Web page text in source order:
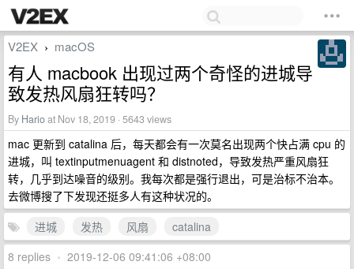
V2EX › macOS
有人 macbook 出现过两个奇怪的进城导
致发热风扇狂转吗？
By Harioat Nov 18, 2019 · 5643 views
mac 更新到 catalina 后，每天都会有一次莫名出现两个快占满 cpu 的
进城，叫 textinputmenuagent 和 distnoted，导致发热严重风扇狂
转，几乎到达噪音的级别。我每次都是强行退出，可是治标不治本。
去微博搜了下发现还挺多人有这种状况的。
进城
发热 风扇
catalina
8 replies • 2019-12-06 09:41:06 +08:00